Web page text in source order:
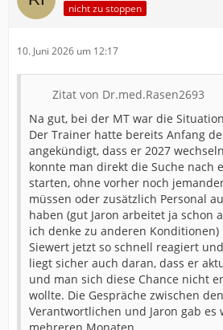
nicht zu stoppen
10. Juni 2026 um 12:17
Zitat von Dr.med.Rasen2693
Na gut, bei der MT war die
Der Trainer hatte bereits Anfang
angekündigt, dass er 2027
konnte man direkt die Suche nach
starten, ohne vorher noch
müssen oder zusätzlich Personal
haben (gut Jaron arbeitet ja schon
ich denke zu anderen Konditionen)
Siewert jetzt so schnell reagiert
liegt sicher auch daran, dass er
und man sich diese Chance nicht
wollte. Die Gespräche zwischen
Verantwortlichen und Jaron gab es